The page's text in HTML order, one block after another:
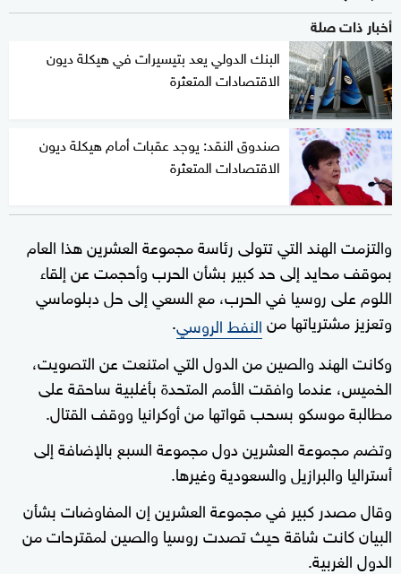
أخبار ذات صلة
البنك الدولي يعد بتيسيرات في هيكلة ديون
الاقتصادات المتعثرة
صندوق النقد: يوجد عقبات أمام هيكلة ديون
الاقتصادات المتعثرة
والتزمت الهند التي تتولى رئاسة مجموعة العشرين هذا العام
بموقف محايد إلى حد كبير بشأن الحرب وأحجمت عن إلقاء
اللوم على روسيا في الحرب، مع السعي إلى حل دبلوماسي
وتعزيز مشترياتها منالنفط الروسي.
وكانت الهند والصين من الدول التي امتنعت عن التصويت،
الخميس، عندما وافقت الأمم المتحدة بأغلبية ساحقة على
مطالبة موسكو بسحب قواتها من أوكرانيا ووقف القتال.
وتضم مجموعة العشرين دول مجموعة السبع بالإضافة إلى
أستراليا والبرازيل والسعودية وغيرها.
وقال مصدر كبير في مجموعة العشرين إن المفاوضات بشأن
البيان كانت شاقة حيث تصدت روسيا والصين لمقترحات من
الدول الغربية.